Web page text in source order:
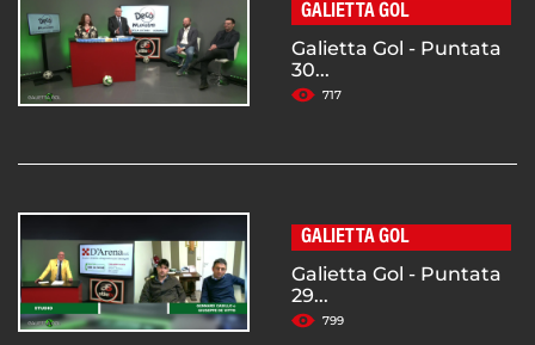
GALIETTA GOL
Galietta Gol - Puntata
30...
717
GALIETTA GOL
Galietta Gol - Puntata
29...
799